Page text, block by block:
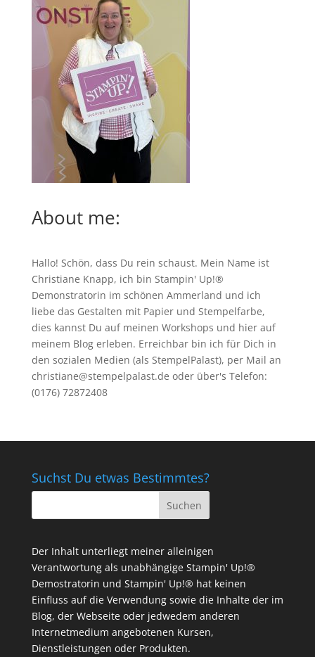
About me:
Hallo! Schön, dass Du rein schaust. Mein Name ist
Christiane Knapp, ich bin Stampin' Up!®
Demonstratorin im schönen Ammerland und ich
liebe das Gestalten mit Papier und Stempelfarbe,
dies kannst Du auf meinen Workshops und hier auf
meinem Blog erleben. Erreichbar bin ich für Dich in
den sozialen Medien (als StempelPalast), per Mail an
christiane@stempelpalast.de oder über's Telefon:
(0176) 72872408
Suchst Du etwas Bestimmtes?
Der Inhalt unterliegt meiner alleinigen
Verantwortung als unabhängige Stampin' Up!®
Demostratorin und Stampin' Up!® hat keinen
Einfluss auf die Verwendung sowie die Inhalte der im
Blog, der Webseite oder jedwedem anderen
Internetmedium angebotenen Kursen,
Dienstleistungen oder Produkten.